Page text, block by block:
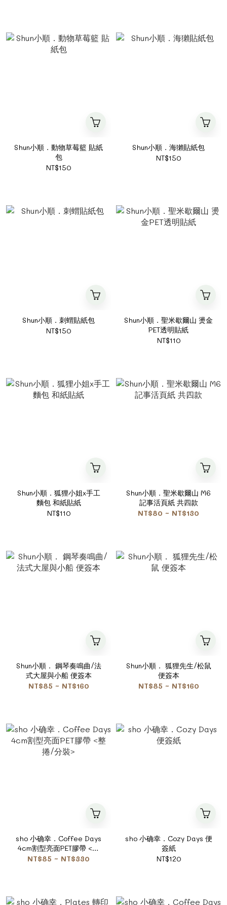
Shun小順．動物草莓籃 貼紙
包
NT$150
Shun小順．海獺貼紙包
NT$150
Shun小順．刺蝟貼紙包
NT$150
Shun小順．聖米歇爾山 燙金
PET透明貼紙
NT$110
Shun小順．狐狸小姐x手工
麵包 和紙貼紙
NT$110
Shun小順．聖米歇爾山 M6
記事活頁紙 共四款
NT$80 ~ NT$130
Shun小順． 鋼琴奏鳴曲/法
式大屋與小船 便簽本
NT$85 ~ NT$160
Shun小順． 狐狸先生/松鼠
便簽本
NT$85 ~ NT$160
sho 小确幸．Coffee Days
4cm割型亮面PET膠帶 <整
捲/分裝>
NT$85 ~ NT$330
sho 小确幸．Cozy Days 便
簽紙
NT$120